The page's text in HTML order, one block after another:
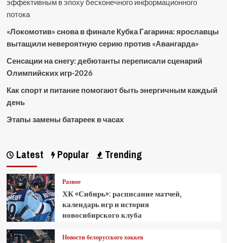
эффективным в эпоху бесконечного информационного
потока
«Локомотив» снова в финале Кубка Гагарина: ярославцы
вытащили невероятную серию против «Авангарда»
Сенсации на снегу: дебютанты переписали сценарий
Олимпийских игр-2026
Как спорт и питание помогают быть энергичным каждый
день
Этапы замены батареек в часах
Latest Popular Trending
Разное
ХК «Сибирь»: расписание матчей,
календарь игр и история
новосибирского клуба
Новости белорусского хоккея